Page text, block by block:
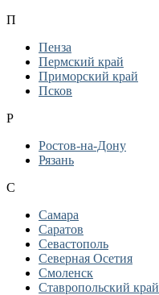
П
Пенза
Пермский край
Приморский край
Псков
Р
Ростов-на-Дону
Рязань
С
Самара
Саратов
Севастополь
Северная Осетия
Смоленск
Ставропольский край